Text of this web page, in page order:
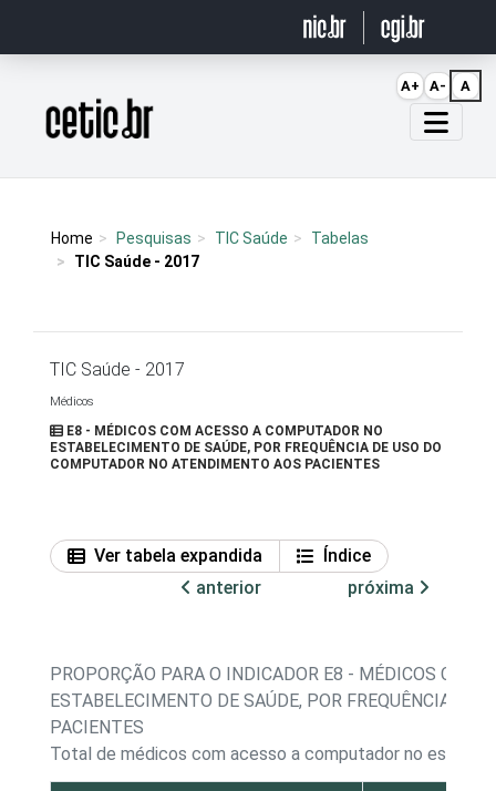
Página inicial
Home Pesquisas TIC Saúde
Tabelas
TIC Saúde - 2017
TIC Saúde - 2017
Médicos
E8 - MÉDICOS COM ACESSO A COMPUTADOR NO
ESTABELECIMENTO DE SAÚDE, POR FREQUÊNCIA DE USO DO
COMPUTADOR NO ATENDIMENTO AOS PACIENTES
Ver tabela expandida
Índice
anterior
próxima
PROPORÇÃO PARA O INDICADOR E8 - MÉDICOS COM
ESTABELECIMENTO DE SAÚDE, POR FREQUÊNCIA DE
PACIENTES
Total de médicos com acesso a computador no
A+ A- A